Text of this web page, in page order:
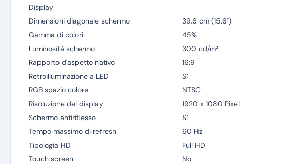
Display
Dimensioni diagonale schermo
39,6 cm (15.6")
Gamma di colori
45%
Luminosità schermo
300 cd/m²
Rapporto d'aspetto nativo
16:9
Retroilluminazione a LED
Sì
RGB spazio colore
NTSC
Risoluzione del display
1920 x 1080 Pixel
Schermo antiriflesso
Sì
Tempo massimo di refresh
60 Hz
Tipologia HD
Full HD
Touch screen
No